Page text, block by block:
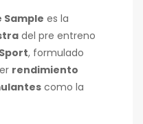
Sample es la
del pre entreno
, formulado
rendimiento
como la